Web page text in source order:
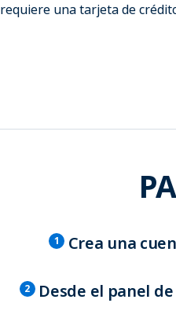
requiere una tarjeta de
1 Crea una
2 Desde el panel